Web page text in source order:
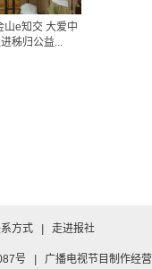
山e知交 大爱中
秭归公益...
方式 走进报社
号
广播电视节目制作经营